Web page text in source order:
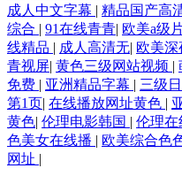
成人中文字幕 | 精品国产高
综合 | 91在线青青| 欧美a级
线精品 | 成人高清无| 欧美深
青视屏| 黄色三级网站视频 |
免费 | 亚洲精品字幕 | 三级
第1页| 在线播放网址黄色 |
黄色| 伦理电影韩国 | 伦理在
色美女在线播 | 欧美综合色
网址 |